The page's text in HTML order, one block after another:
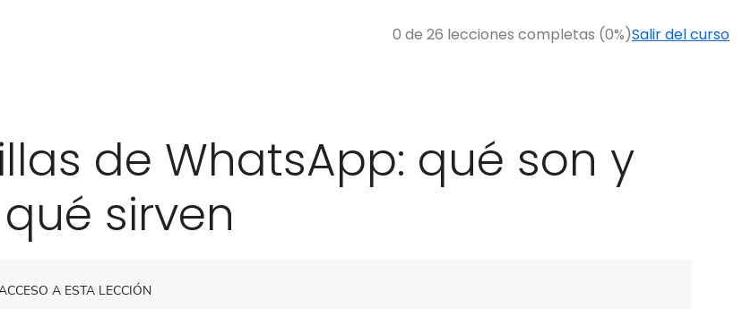
0 de 26 lecciones completas (0%)Salir del curso
de WhatsApp: qué son y
sirven
A ESTA LECCIÓN